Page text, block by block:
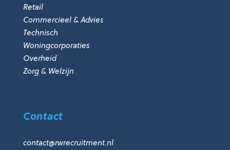
Retail
Commercieel & Advies
Technisch
Woningcorporaties
Overheid
Zorg & Welzijn
Contact
contact@rwrecruitment.nl